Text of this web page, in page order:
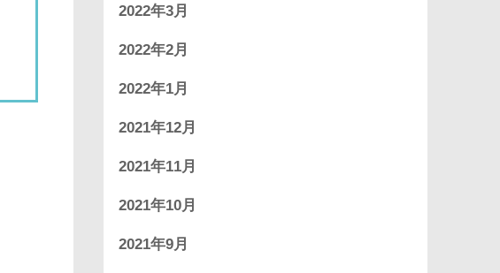
2022年3月
2022年2月
2022年1月
2021年12月
2021年11月
2021年10月
2021年9月